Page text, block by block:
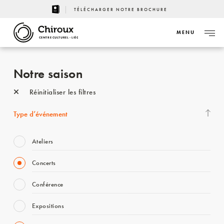
TÉLÉCHARGER NOTRE BROCHURE
CENTRE CULTUREL - LIÈGE
MENU
Notre saison
Réinitialiser les filtres
Type d’événement
Ateliers
Concerts
Conférence
Expositions